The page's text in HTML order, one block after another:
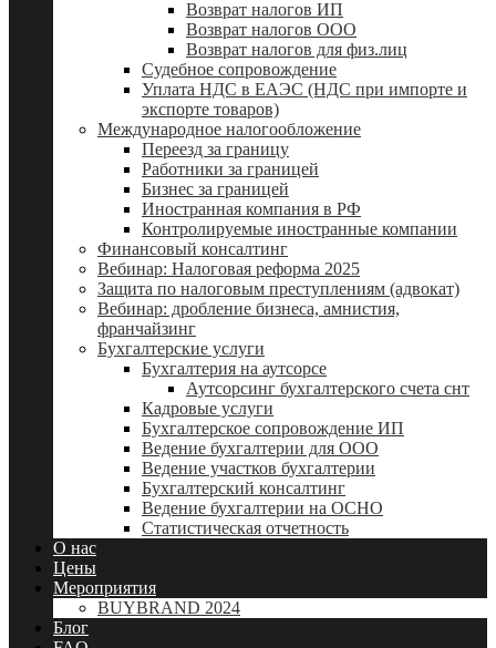
Возврат налогов ИП
Возврат налогов ООО
Возврат налогов для физ.лиц
Судебное сопровождение
Уплата НДС в ЕАЭС (НДС при импорте и
экспорте товаров)
Международное налогообложение
Переезд за границу
Работники за границей
Бизнес за границей
Иностранная компания в РФ
Контролируемые иностранные компании
Финансовый консалтинг
Вебинар: Налоговая реформа 2025
Защита по налоговым преступлениям (адвокат)
Вебинар: дробление бизнеса, амнистия,
франчайзинг
Бухгалтерские услуги
Бухгалтерия на аутсорсе
Аутсорсинг бухгалтерского счета снт
Кадровые услуги
Бухгалтерское сопровождение ИП
Ведение бухгалтерии для ООО
Ведение участков бухгалтерии
Бухгалтерский консалтинг
Ведение бухгалтерии на ОСНО
Статистическая отчетность
О нас
Цены
Мероприятия
BUYBRAND 2024
Блог